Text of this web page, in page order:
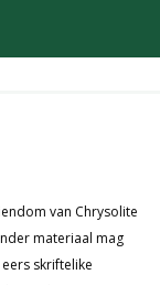
van Chrysolite
materiaal mag
skriftelike